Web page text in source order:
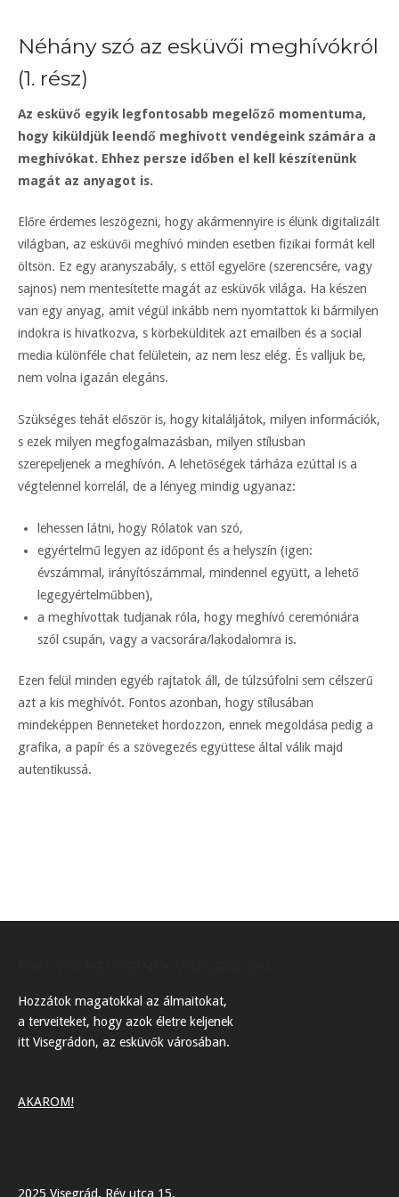
Néhány szó az esküvői meghívókról
(1. rész)
Az esküvő egyik legfontosabb megelőző momentuma,
hogy kiküldjük leendő meghívott vendégeink számára a
meghívókat. Ehhez persze időben el kell készítenünk
magát az anyagot is.
Előre érdemes leszögezni, hogy akármennyire is élünk digitalizált
világban, az esküvői meghívó minden esetben fizikai formát kell
öltsön. Ez egy aranyszabály, s ettől egyelőre (szerencsére, vagy
sajnos) nem mentesítette magát az esküvők világa. Ha készen
van egy anyag, amit végül inkább nem nyomtattok ki bármilyen
indokra is hivatkozva, s körbekülditek azt emailben és a social
media különféle chat felületein, az nem lesz elég. És valljuk be,
nem volna igazán elegáns.
Szükséges tehát először is, hogy kitaláljátok, milyen információk,
s ezek milyen megfogalmazásban, milyen stílusban
szerepeljenek a meghívón. A lehetőségek tárháza ezúttal is a
végtelennel korrelál, de a lényeg mindig ugyanaz:
lehessen látni, hogy Rólatok van szó,
egyértelmű legyen az időpont és a helyszín (igen:
évszámmal, irányítószámmal, mindennel együtt, a lehető
legegyértelműbben),
a meghívottak tudjanak róla, hogy meghívó ceremóniára
szól csupán, vagy a vacsorára/lakodalomra is.
Ezen felül minden egyéb rajtatok áll, de túlzsúfolni sem célszerű
azt a kis meghívót. Fontos azonban, hogy stílusában
mindeképpen Benneteket hordozzon, ennek megoldása pedig a
grafika, a papír és a szövegezés együttese által válik majd
autentikussá.
Hozzátok magatokkal az álmaitokat,
a terveiteket, hogy azok életre keljenek
itt Visegrádon, az esküvők városában.
AKAROM!
2025 Visegrád, Rév utca 15.